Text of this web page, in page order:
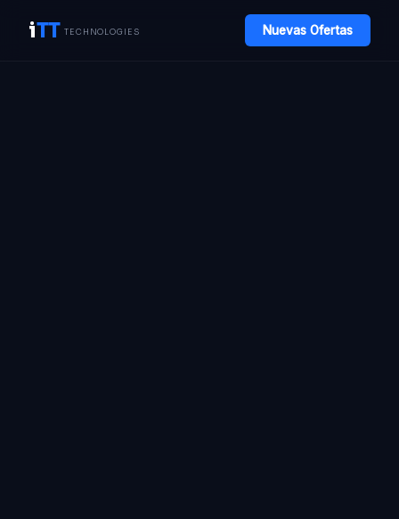
iTT TECHNOLOGIES Nuevas Ofertas